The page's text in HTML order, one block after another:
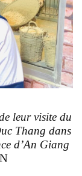
leur visite du
Thang dans
d’An Giang